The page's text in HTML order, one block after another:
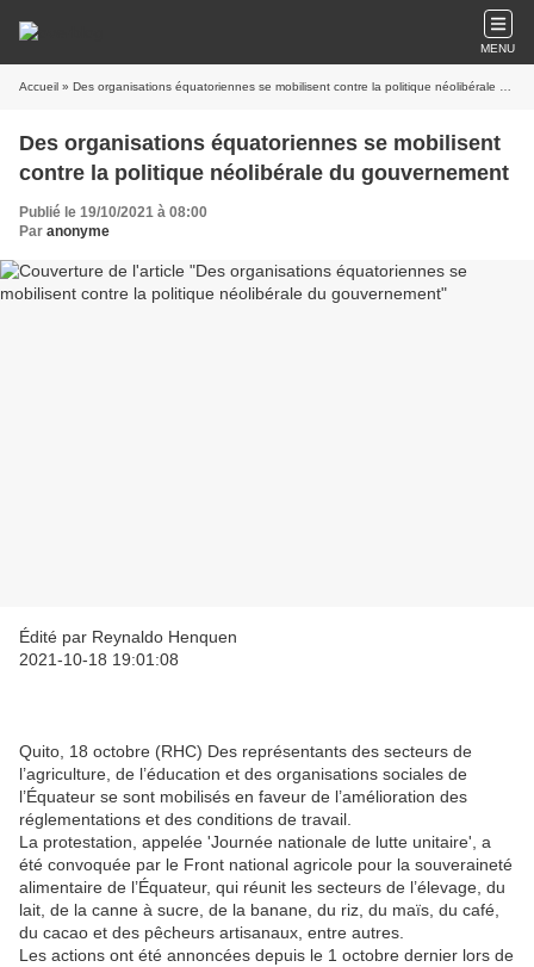
MENU
Accueil » Des organisations équatoriennes se mobilisent contre la politique néolibérale du gouvernement
Des organisations équatoriennes se mobilisent
contre la politique néolibérale du gouvernement
Publié le 19/10/2021 à 08:00
Par anonyme
Édité par Reynaldo Henquen
2021-10-18 19:01:08
Quito, 18 octobre (RHC) Des représentants des secteurs de
l’agriculture, de l’éducation et des organisations sociales de
l’Équateur se sont mobilisés en faveur de l’amélioration des
réglementations et des conditions de travail.
La protestation, appelée 'Journée nationale de lutte unitaire', a
été convoquée par le Front national agricole pour la souveraineté
alimentaire de l’Équateur, qui réunit les secteurs de l’élevage, du
lait, de la canne à sucre, de la banane, du riz, du maïs, du café,
du cacao et des pêcheurs artisanaux, entre autres.
Les actions ont été annoncées depuis le 1 octobre dernier lors de